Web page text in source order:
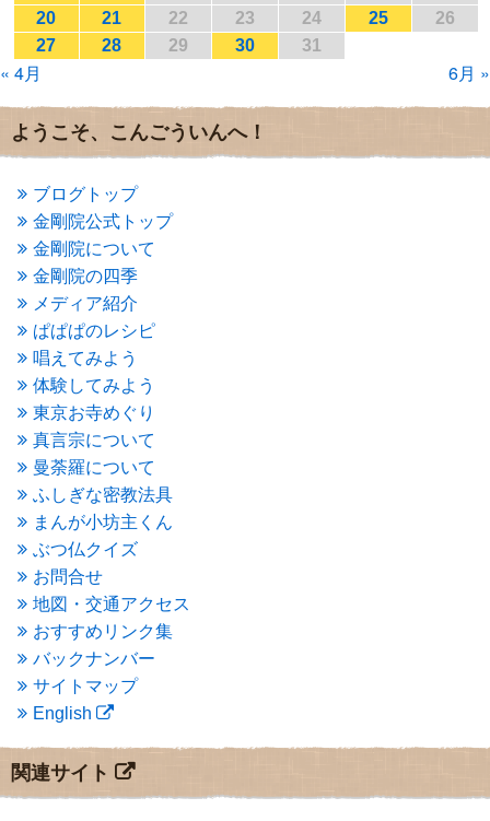
2017年1月(2)
2016年12月(4)
2016年11月(3)
2016年10月
2016年8月
2016年7月
(3)
2016年5月(3)
2016年4月
(4)
2016年3月 (4)
2016年2月 (5)
2016年1月(3)
2015年12月(6)
2015年11月 (4)
2015年10月
(4)
2015年9月(3)
2015年8月(4)
2015年7月(4)
2015年6月(3)
2015年5月(1)
2015年4月(1)
2015年3月 (3)
2015年2月(3)
2015年1月(1)
2014年12月
2014年9月(1)
2014年5月 (1)
2014年4月
2014年1月(1)
2013年11月 (4)
2013年10月
2013年8月
(7)
2013年7月
(7)
20 21 22 23 24 25
26
27
28 29 30 31
« 4月 6月 »
ようこそ、こんごういんへ！
ブログトップ
金剛院公式トップ
金剛院について
金剛院の四季
メディア紹介
ぱぱぱのレシピ
唱えてみよう
体験してみよう
東京お寺めぐり
真言宗について
曼荼羅について
ふしぎな密教法具
まんが小坊主くん
ぶつ仏クイズ
お問合せ
地図・交通アクセス
おすすめリンク集
バックナンバー
サイトマップ
English
関連サイト